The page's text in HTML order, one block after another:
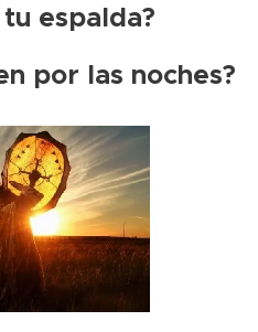
espalda?
por las noches?